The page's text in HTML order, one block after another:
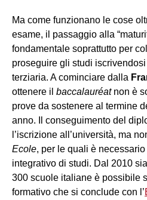
Ma come funzionano le cose
esame, il passaggio alla
fondamentale soprattutto per
proseguire gli studi
terziaria. A cominciare dalla
ottenere il baccalauréatnon è
prove da sostenere al termine
anno. Il conseguimento del
l’iscrizione all’università, ma
Ecole, per le quali è
integrativo di studi. Dal 2010
300 scuole italiane è possibile
formativo che si conclude con l’